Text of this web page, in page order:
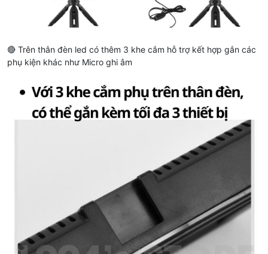
🔴 Trên thân đèn led có thêm 3 khe cắm hỗ trợ kết hợp gắn các
phụ kiện khác như Micro ghi âm